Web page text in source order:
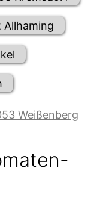
Allhaming
Weißenberg